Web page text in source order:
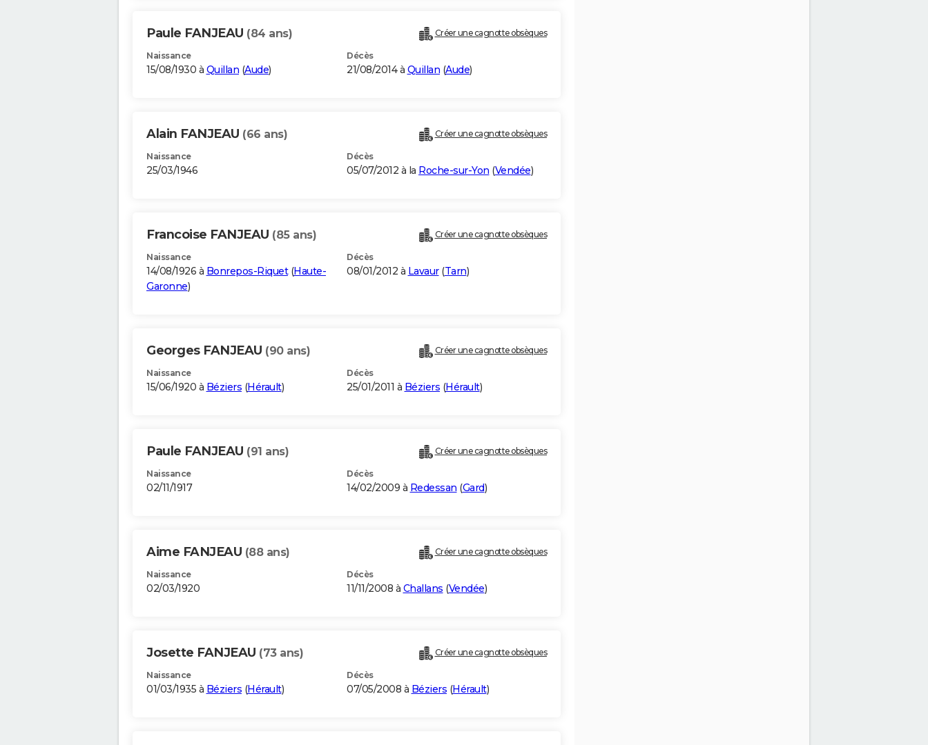
Paule FANJEAU (84 ans) Créer une cagnotte obsèques
Naissance
15/08/1930 à Quillan (Aude)
Décès
21/08/2014 à Quillan (Aude)
Alain FANJEAU (66 ans) Créer une cagnotte obsèques
Naissance
25/03/1946
Décès
05/07/2012 à la Roche-sur-Yon (Vendée)
Francoise FANJEAU (85 ans) Créer une cagnotte obsèques
Naissance
14/08/1926 à Bonrepos-Riquet(Haute-
Garonne)
Décès
08/01/2012 à Lavaur(Tarn)
Georges FANJEAU (90 ans) Créer une cagnotte obsèques
Naissance
15/06/1920 à Béziers (Hérault)
Décès
25/01/2011 à Béziers (Hérault)
Paule FANJEAU (91 ans) Créer une cagnotte obsèques
Naissance
02/11/1917
Décès
14/02/2009 à Redessan (Gard)
Aime FANJEAU (88 ans) Créer une cagnotte obsèques
Naissance
02/03/1920
Décès
11/11/2008 à Challans (Vendée)
Josette FANJEAU (73 ans) Créer une cagnotte obsèques
Naissance
01/03/1935 à Béziers (Hérault)
Décès
07/05/2008 à Béziers (Hérault)